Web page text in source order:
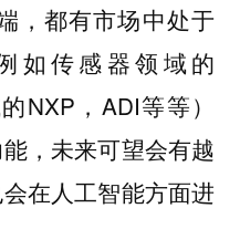
，都有市场中处于
如传感器领域的
NXP，ADI等等）
，未来可望会有越
在人工智能方面进